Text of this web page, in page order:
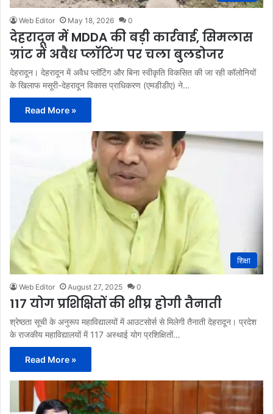
Web Editor May 18, 2026 0
देहरादून में MDDA की बड़ी कार्रवाई, सिमलास
ग्रांट में अवैध प्लॉटिंग पर चला बुलडोजर
देहरादून। देहरादून में अवैध प्लॉटिंग और बिना स्वीकृति विकसित की जा रही कॉलोनियों
के खिलाफ मसूरी-देहरादून विकास प्राधिकरण (एमडीडीए) ने…
Read More »
शिक्षा
Web Editor August 27, 2025 0
117 योग प्रशिक्षितों की शीघ्र होगी तैनाती
श्रेष्ठता सूची के अनुरूप महाविद्यालयों में आउटसोर्स से मिलेगी तैनाती देहरादून। प्रदेश
के राजकीय महाविद्यालयों में 117 अस्थाई योग प्रशिक्षितों…
Read More »